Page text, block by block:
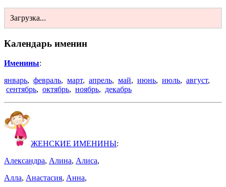
Загрузка...
Календарь именин
Именины:
январь, февраль, март, апрель, май, июнь, июль, август,
сентябрь, октябрь, ноябрь, декабрь
ЖЕНСКИЕ ИМЕНИНЫ:
Александра, Алина, Алиса,
Алла, Анастасия, Анна,